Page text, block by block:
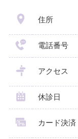
住所
電話番号
アクセス
休診日
カード決済